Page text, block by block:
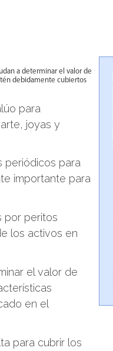
a determinar el valor de
debidamente cubiertos
para
joyas y
periódicos para
importante para
por peritos
los activos en
el valor de
en el
para cubrir los